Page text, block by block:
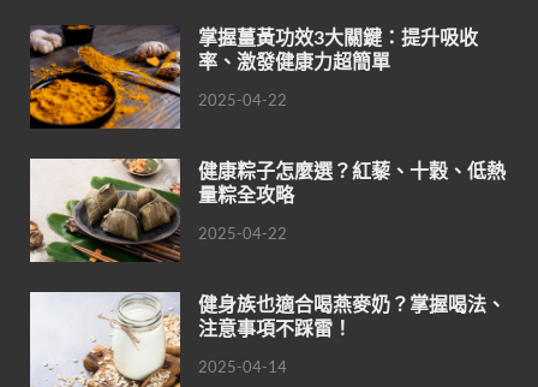
掌握薑黃功效3大關鍵：提升吸收
率、激發健康力超簡單
2025-04-22
健康粽子怎麼選？紅藜、十穀、低熱
量粽全攻略
2025-04-22
健身族也適合喝燕麥奶？掌握喝法、
注意事項不踩雷！
2025-04-14